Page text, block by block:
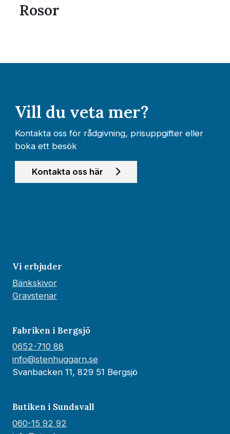
Rosor
Vill du veta mer?
Kontakta oss för rådgivning, prisuppgifter eller
boka ett besök
Kontakta oss här
Vi erbjuder
Bänkskivor
Gravstenar
Fabriken i Bergsjö
0652-710 88
info@stenhuggarn.se
Svanbacken 11, 829 51 Bergsjö
Butiken i Sundsvall
060-15 92 92